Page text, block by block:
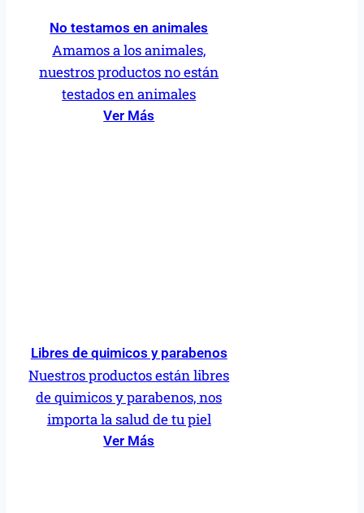
No testamos en animales
Amamos a los animales,
nuestros productos no están
testados en animales
Ver Más
Libres de quimicos y parabenos
Nuestros productos están libres
de quimicos y parabenos, nos
importa la salud de tu piel
Ver Más